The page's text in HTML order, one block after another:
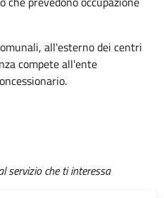
all'esterno dei centri
compete all'ente
servizio che ti interessa